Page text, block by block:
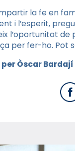
la fe en
i l’esperit,
l’oportunitat
per fer-ho. Pot
Òscar